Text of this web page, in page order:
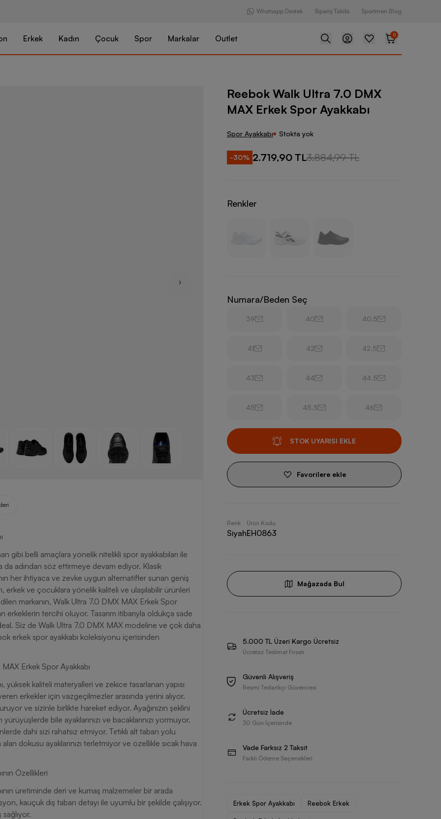
Whatsapp Destek Sipariş Takibi Sportmen Blog
Erkek Kadın Çocuk Spor Markalar Outlet 0
Reebok Walk Ultra 7.0 DMX MAX Erkek Spor Ayakkabı
belli amaçlara yönelik nitelikli spor ayakkabıları ile
adından söz ettirmeye devam ediyor. Klasik
her ihtiyaca ve zevke uygun alternatifler sunan geniş
ve çocuklara yönelik kaliteli ve ulaşılabilir ürünleri
markanın, Walk Ultra 7.0 DMX MAX Erkek Spor
tercihi oluyor. Tasarım itibarıyla oldukça sade
Siz de Walk Ultra 7.0 DMX MAX modeline ve çok daha
erkek spor ayakkabı koleksiyonu içerisinden
Erkek Spor Ayakkabı
kaliteli materyalleri ve zekice tasarlanan yapısı
erkekler için vazgeçilmezler arasında yerini alıyor.
ve sizinle birlikte hareket ediyor. Ayağınızın şeklini
bile ayaklarınızı ve bacaklarınızı yormuyor.
dahi sizi rahatsız etmiyor. Tırtıklı alt taban yolu
dokusu ayaklarınızı terletmiyor ve özellikle sıcak hava
Özellikleri
üretiminde deri ve kumaş malzemeler bir arada
kauçuk dış taban detayı ile uyumlu bir şekilde çalışıyor.
sağlıyor.
Reebok Walk Ultra 7.0 DMX
MAX Erkek Spor Ayakkabı
Spor Ayakkabı Stokta yok
-30% 2.719,90 TL3.884,99 TL
Renkler
Numara/Beden Seç
39 40 40.5
41 42 42.5
43 44 44.5
45 45.5 46
STOK UYARISI EKLE
Favorilere ekle
Renk
Siyah
Ürün Kodu
EH0863
Mağazada Bul
5.000 TL Üzeri Kargo Ücretsiz
Ücretsiz Teslimat Fırsatı
Güvenli Alışveriş
Resmi Tedarikçi Güvencesi
Ücretsiz İade
30 Gün İçerisinde
Vade Farksız 2 Taksit
Farklı Ödeme Seçenekleri
Erkek Spor Ayakkabı Reebok Erkek